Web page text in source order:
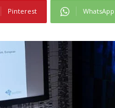
Pinterest WhatsApp